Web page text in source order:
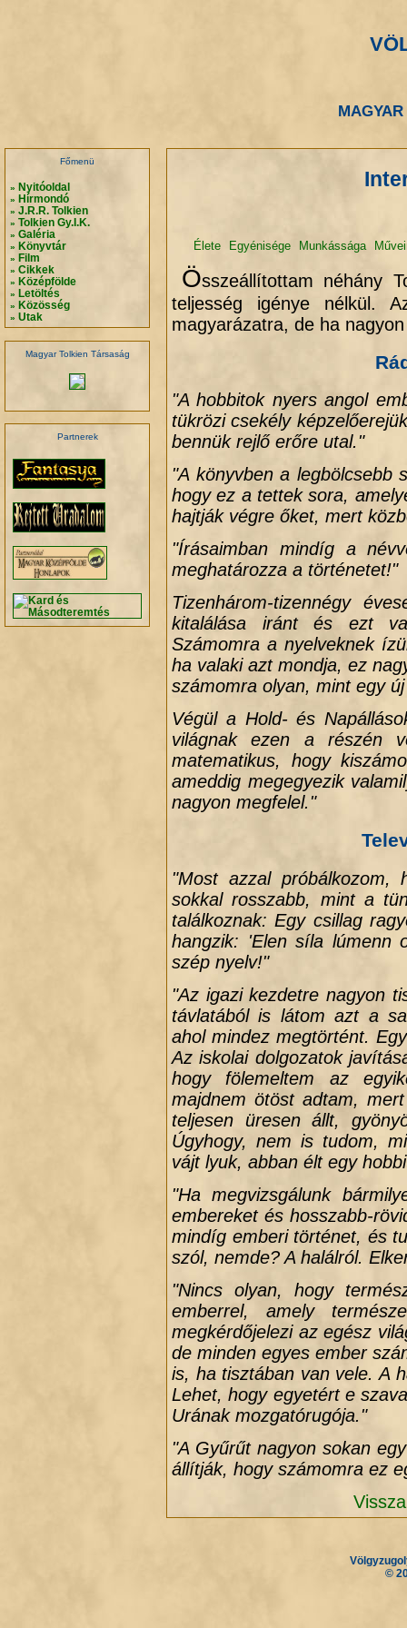
Főmenü
» Nyitóoldal
» Hírmondó
» J.R.R. Tolkien
» Tolkien Gy.I.K.
» Galéria
» Könyvtár
» Film
» Cikkek
» Középfölde
» Letöltés
» Közösség
» Utak
Magyar Tolkien Társaság
Partnerek
Élete Egyénisége Munkássága
Összeállítottam néhány
teljesség igénye nélkül.
magyarázatra, de ha
"A hobbitok nyers angol
tükrözi csekély
bennük rejlő erőre utal."
"A könyvben a legbölcsebb
hogy ez a tettek sora,
hajtják végre őket, mert
"Írásaimban mindíg a
meghatározza a történetet!"
Tizenhárom-tizennégy
kitalálása iránt és ezt
Számomra a nyelveknek
ha valaki azt mondja, ez
számomra olyan, mint egy
Végül a Hold- és
világnak ezen a részén
matematikus, hogy
ameddig megegyezik
nagyon megfelel."
"Most azzal
sokkal rosszabb, mint a
találkoznak: Egy csillag
hangzik: 'Elen síla lúmenn
szép nyelv!"
"Az igazi kezdetre nagyon
távlatából is látom azt a
ahol mindez megtörtént.
Az iskolai dolgozatok
hogy fölemeltem az
majdnem ötöst adtam,
teljesen üresen állt,
Úgyhogy, nem is tudom,
vájt lyuk, abban élt egy
"Ha megvizsgálunk
embereket és hosszabb-
mindíg emberi történet, és
szól, nemde? A halálról.
"Nincs olyan, hogy
emberrel, amely
megkérdőjelezi az egész
de minden egyes ember
is, ha tisztában van vele. A
Lehet, hogy egyetért e
Urának mozgatórugója."
"A Gyűrűt nagyon sokan
állítják, hogy számomra ez
©